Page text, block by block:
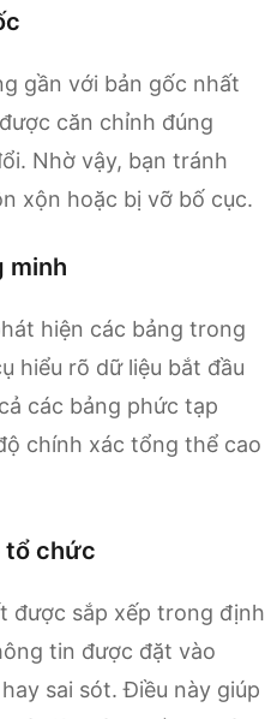
gần với bản gốc nhất
căn chỉnh đúng
Nhờ vậy, bạn tránh
xộn hoặc bị vỡ bố cục.
minh
hiện các bảng trong
hiểu rõ dữ liệu bắt đầu
các bảng phức tạp
chính xác tổng thể cao
tổ chức
được sắp xếp trong định
tin được đặt vào
sai sót. Điều này giúp